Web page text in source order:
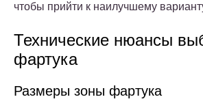
чтобы прийти к наилучшему
Технические нюансы
фартука
Размеры зоны фартука